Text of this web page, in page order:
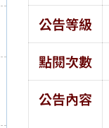
公告等級
點閱次數
公告內容